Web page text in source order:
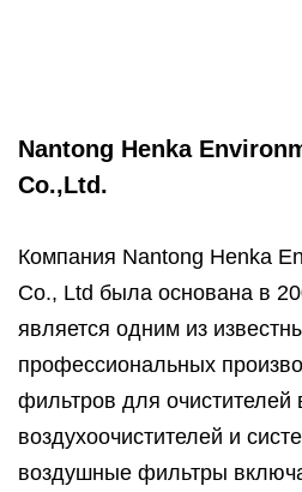
Nantong Henka
Co.,Ltd.
Компания Nantong Henka
Co., Ltd была основана в
является одним из
профессиональных
фильтров для очистителей
воздухоочистителей и
воздушные фильтры